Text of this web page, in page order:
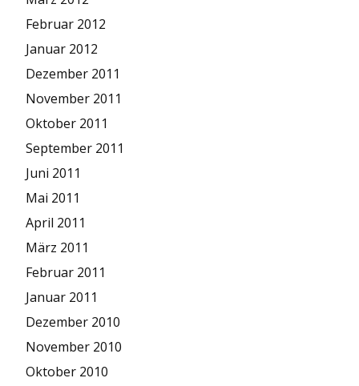
Februar 2012
Januar 2012
Dezember 2011
November 2011
Oktober 2011
September 2011
Juni 2011
Mai 2011
April 2011
März 2011
Februar 2011
Januar 2011
Dezember 2010
November 2010
Oktober 2010